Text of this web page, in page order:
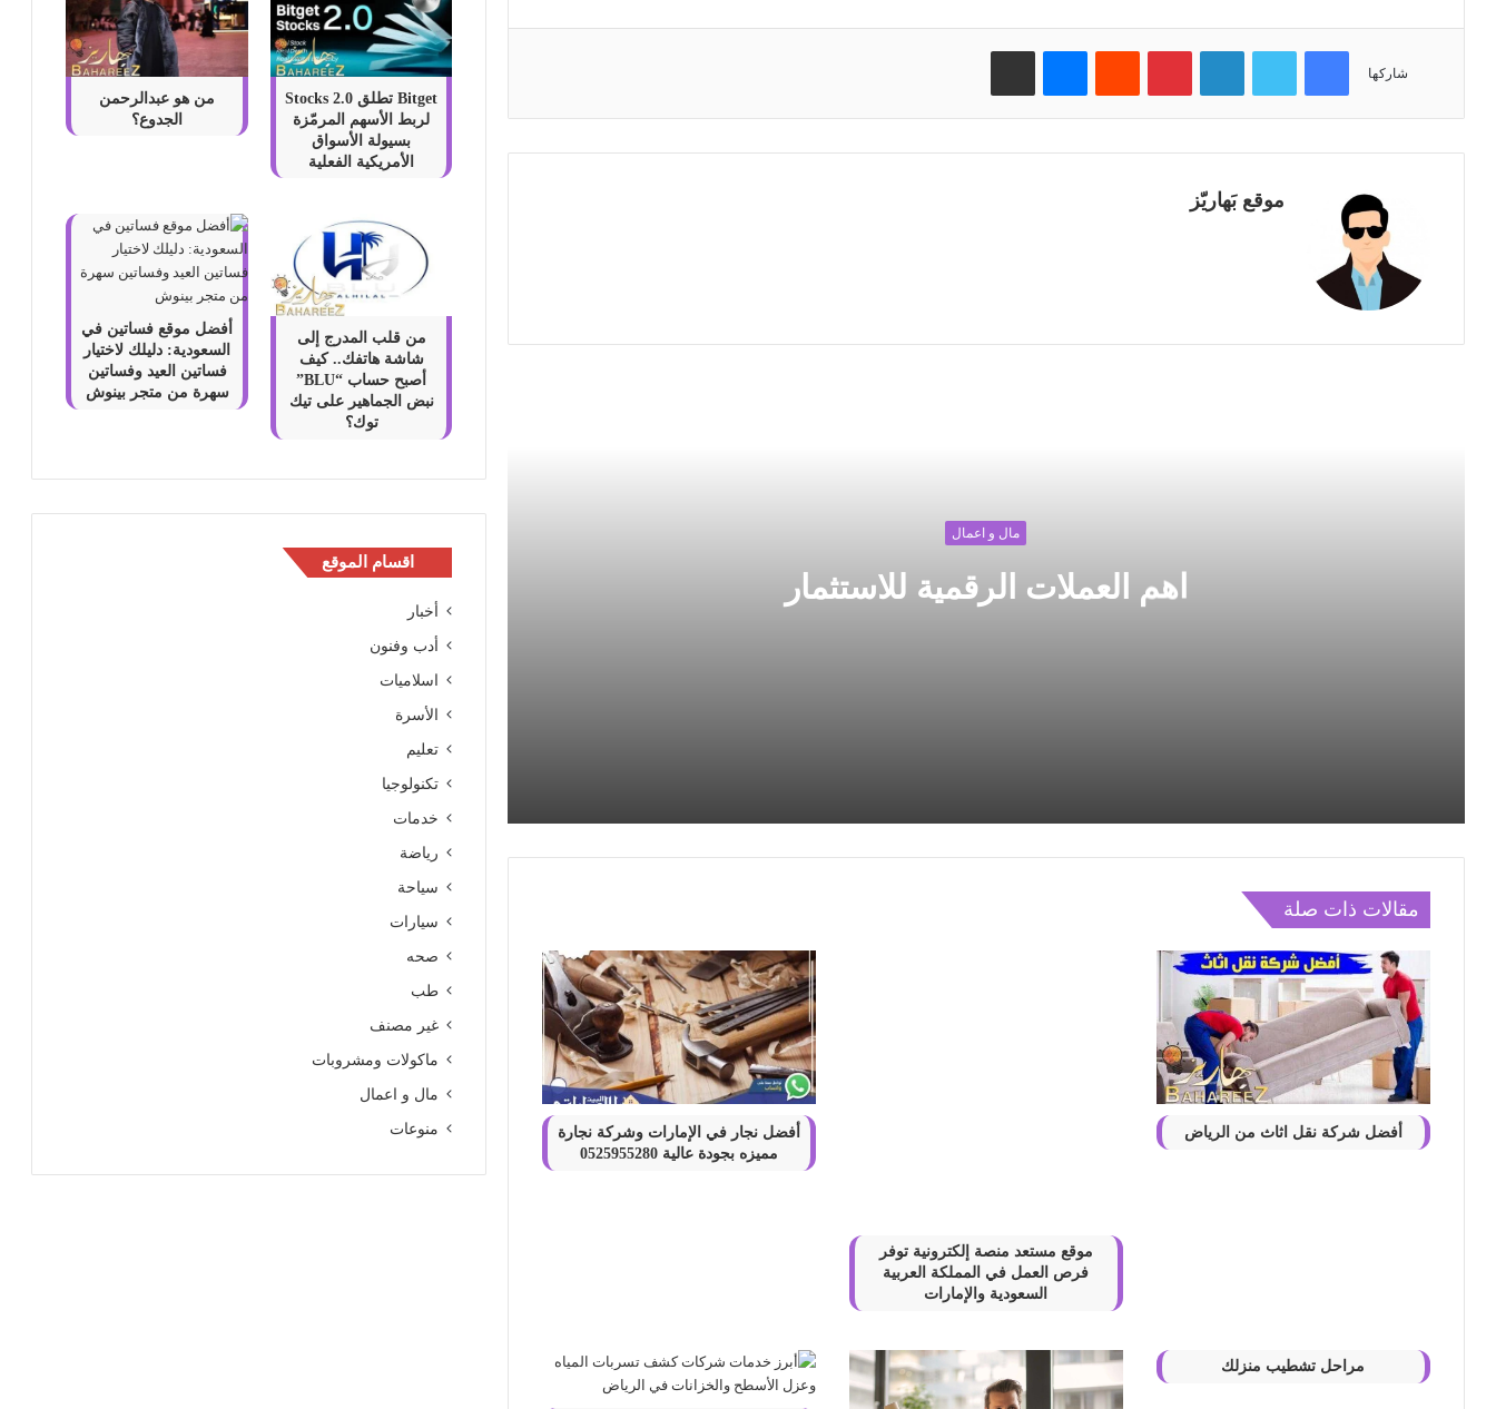
شاركها
فيسبوك تويتر لينكدإن بينتيريست ماسنجر
موقع بَهاريّز
ا
مال و اعمال
اهم العملات الرقمية للاستثمار
افضل مواقع تسوق مستلزمات الالكترونيات والجوالات
انواع الشركات في السعودية: دليل شامل
أحدث وظائف في السعودية للنساء: فرص عمل في مختلف المجالات
شركة HMD الفنلندية تكشف عن إطلاق مجموعتها الأولى من الهواتف الذكية في العراق في نقلة نوعية في مجال التصوير الاحترافي
مقالات ذات صلة
أفضل شركة نقل اثاث من الرياض
موقع مستعد منصة إلكترونية توفر
فرص العمل في المملكة العربية
السعودية والإمارات
أفضل نجار في الإمارات وشركة نجارة
مميزه بجودة عالية 0525955280
مراحل تشطيب منزلك
Bitget تطلق Stocks 2.0
لربط الأسهم المرمّزة
بسيولة الأسواق
الأمريكية الفعلية
من هو عبدالرحمن
الجدوع؟
من قلب المدرج إلى
شاشة هاتفك.. كيف
أصبح حساب “BLU”
نبض الجماهير على تيك
توك؟
أفضل موقع فساتين في
السعودية: دليلك لاختيار
فساتين العيد وفساتين
سهرة من متجر بينوش
اقسام الموقع
أخبار
أدب وفنون
اسلاميات
الأسرة
تعليم
تكنولوجيا
خدمات
رياضة
سياحة
سيارات
صحه
طب
غير مصنف
ماكولات ومشروبات
مال و اعمال
منوعات